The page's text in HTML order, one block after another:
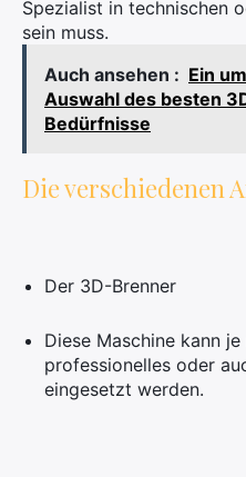
Spezialist in technischen
sein muss.
Auch ansehen : Ein
Auswahl des besten
Bedürfnisse
Die verschiedenen
Der 3D-Brenner
Diese Maschine kann
professionelles oder
eingesetzt werden.